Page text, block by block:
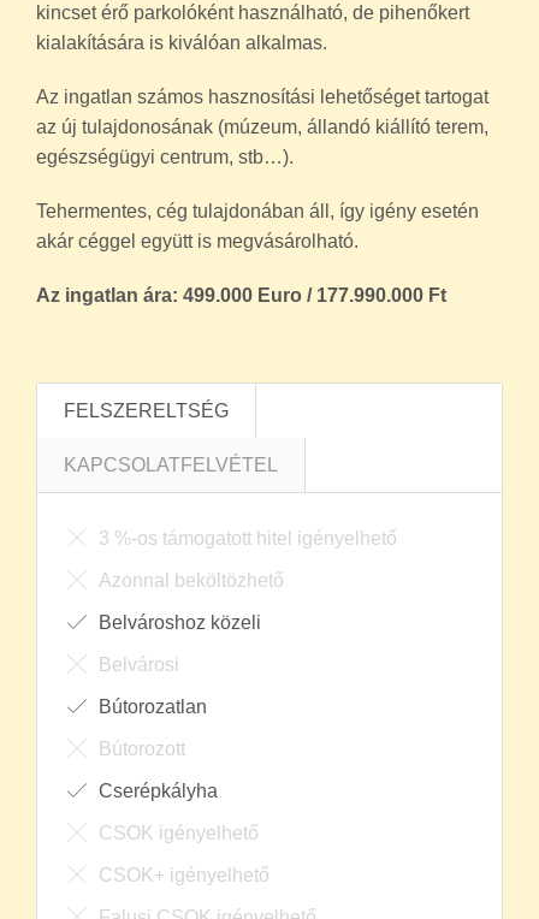
kincset érő parkolóként használható, de pihenőkert
kialakítására is kiválóan alkalmas.
Az ingatlan számos hasznosítási lehetőséget tartogat
az új tulajdonosának (múzeum, állandó kiállító terem,
egészségügyi centrum, stb…).
Tehermentes, cég tulajdonában áll, így igény esetén
akár céggel együtt is megvásárolható.
Az ingatlan ára: 499.000 Euro / 177.990.000 Ft
FELSZERELTSÉG
KAPCSOLATFELVÉTEL
3 %-os támogatott hitel igényelhető
Azonnal beköltözhető
Belvároshoz közeli
Belvárosi
Bútorozatlan
Bútorozott
Cserépkályha
CSOK igényelhető
CSOK+ igényelhető